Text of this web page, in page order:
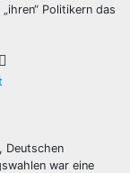
Politikern das
Deutschen
war eine